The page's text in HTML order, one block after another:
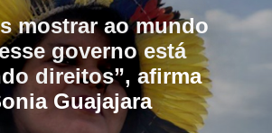
mostrar ao mundo
governo está
direitos”, afirma
Guajajara